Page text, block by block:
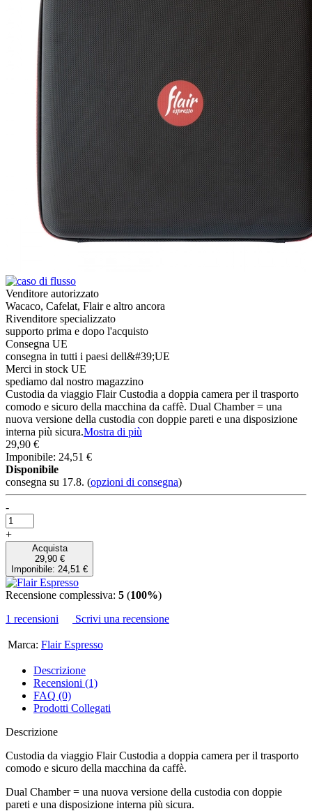
Venditore autorizzato
Wacaco, Cafelat, Flair e altro ancora
Rivenditore specializzato
supporto prima e dopo l'acquisto
Consegna UE
consegna in tutti i paesi dell&#39;UE
Merci in stock UE
spediamo dal nostro magazzino
Custodia da viaggio Flair Custodia a doppia camera per il trasporto
comodo e sicuro della macchina da caffè. Dual Chamber = una
nuova versione della custodia con doppie pareti e una disposizione
interna più sicura.Mostra di più
29,90 €
Imponibile: 24,51 €
Disponibile
consegna su 17.8. (opzioni di consegna)
-
+
Acquista
29,90 €
Imponibile: 24,51 €
Recensione complessiva: 5 (100%)
1 recensioni
Scrivi una recensione
Marca: Flair Espresso
Descrizione
Recensioni (1)
FAQ (0)
Prodotti Collegati
Descrizione
Custodia da viaggio Flair Custodia a doppia camera per il trasporto
comodo e sicuro della macchina da caffè.
Dual Chamber = una nuova versione della custodia con doppie
pareti e una disposizione interna più sicura.